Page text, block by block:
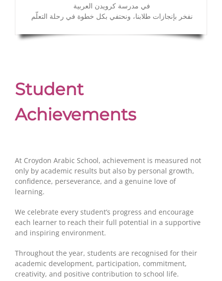
في مدرسة كرويدن العربية
نفخر بإنجازات طلابنا، ونحتفي بكل خطوة في رحلة التعلّم
Student
Achievements
At Croydon Arabic School, achievement is measured not
only by academic results but also by personal growth,
confidence, perseverance, and a genuine love of
learning.
We celebrate every student’s progress and encourage
each learner to reach their full potential in a supportive
and inspiring environment.
Throughout the year, students are recognised for their
academic development, participation, commitment,
creativity, and positive contribution to school life.